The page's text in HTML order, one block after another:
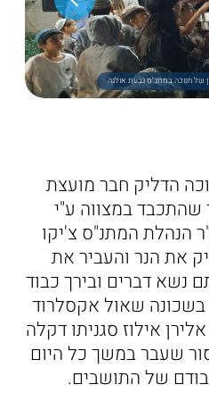
של חנוכה במתנ"ס גבעת אולגה
הדליק חבר מועצת
שהתכבד במצווה ע"י
הנהלת המתנ"ס צ'יקו
את הנר והעביר את
נשא דברים ובירך כבוד
שאול אקסלרוד
אילוז סגניתו דקלה
שעבר במשך כל היום
של התושבים.